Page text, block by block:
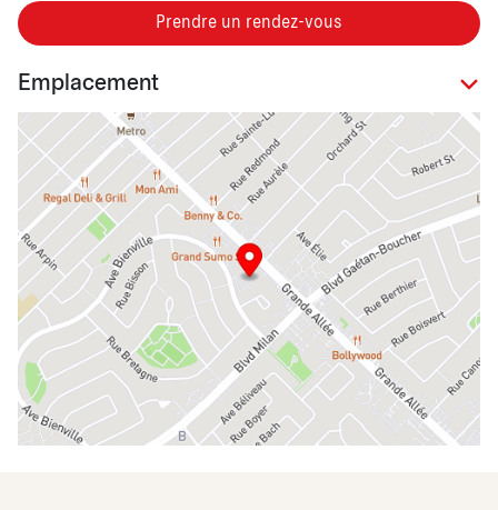
Prendre un rendez-vous
Emplacement